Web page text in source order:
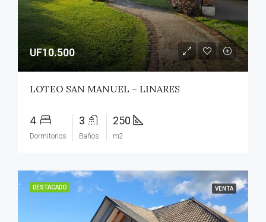
UF10.500
LOTEO SAN MANUEL – LINARES
4
Dormitorios
3
Baños
250
m2
DESTACADO VENTA